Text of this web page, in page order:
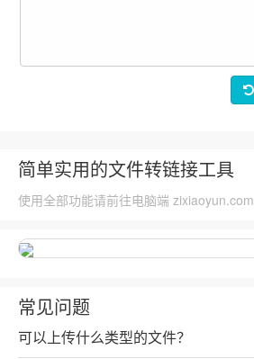
简单实用的文件转链接工具
使用全部功能请前往电脑端 zixiaoyun.com
常见问题
可以上传什么类型的文件？